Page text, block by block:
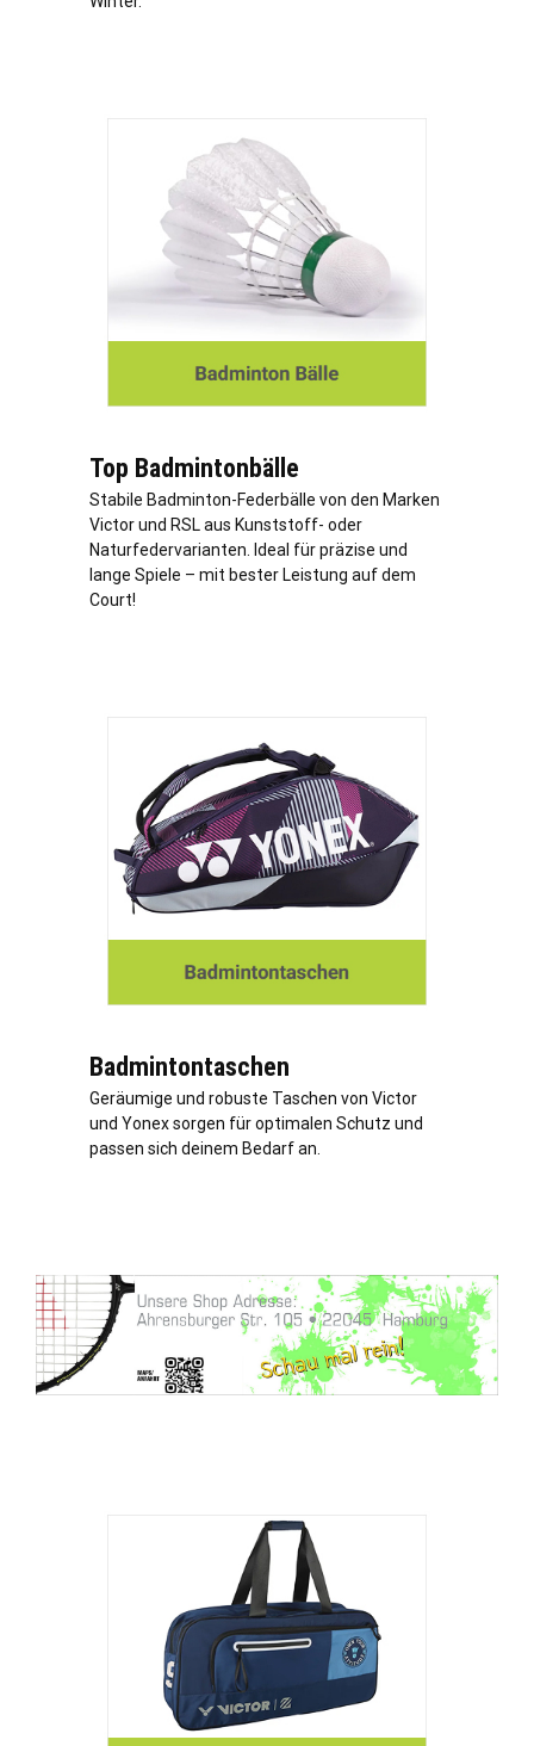
Top Badmintonbälle
Stabile Badminton-Federbälle von den Marken
Victor und RSL aus Kunststoff- oder
Naturfedervarianten. Ideal für präzise und
lange Spiele – mit bester Leistung auf dem
Court!
Badmintontaschen
Geräumige und robuste Taschen von Victor
und Yonex sorgen für optimalen Schutz und
passen sich deinem Bedarf an.